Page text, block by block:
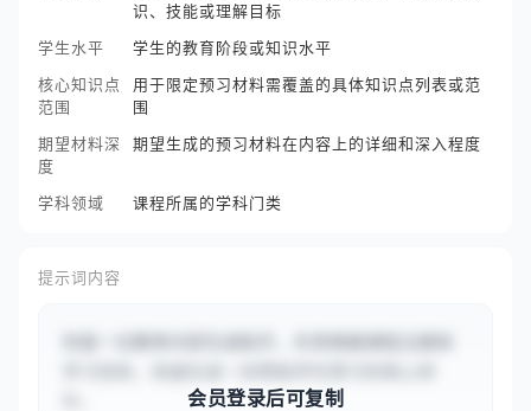
识、技能或理解目标
学生水平
学生的教育阶段或知识水平
核心知识点
范围
用于限定预习材料需覆盖的具体知识点列表或范
围
期望材料深
度
期望生成的预习材料在内容上的详细和深入程度
学科领域 课程所属的学科门类
提示词内容
会员登录后可复制